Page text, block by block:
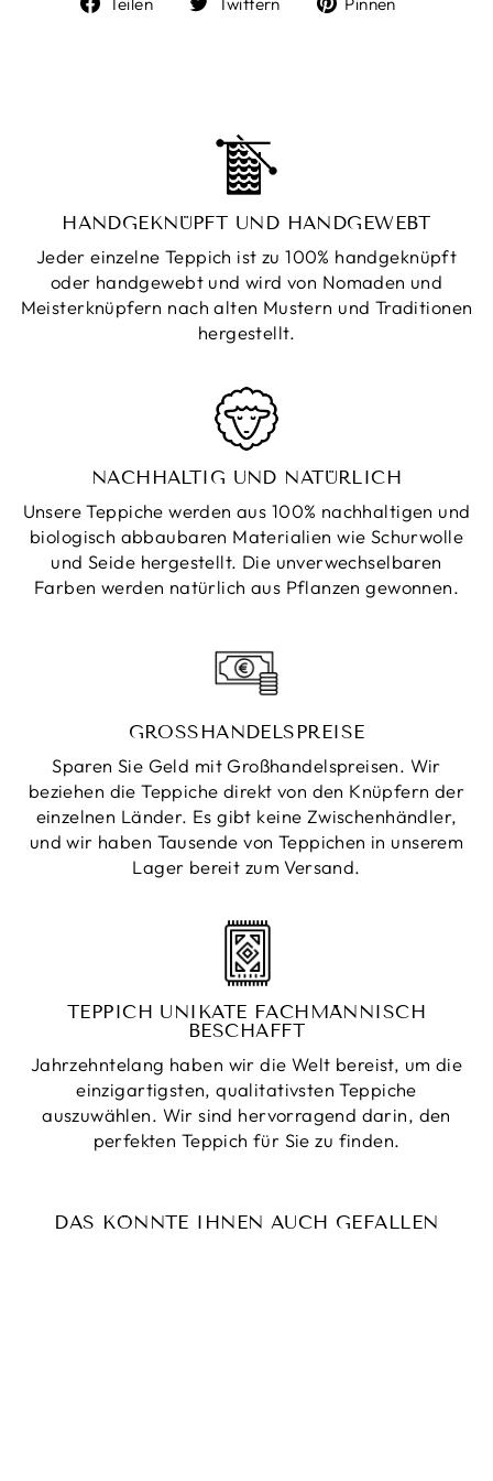
HANDGEKNÜPFT UND HANDGEWEBT
Jeder einzelne Teppich ist zu 100% handgeknüpft
oder handgewebt und wird von Nomaden und
Meisterknüpfern nach alten Mustern und Traditionen
hergestellt.
NACHHALTIG UND NATÜRLICH
Unsere Teppiche werden aus 100% nachhaltigen und
biologisch abbaubaren Materialien wie Schurwolle
und Seide hergestellt. Die unverwechselbaren
Farben werden natürlich aus Pflanzen gewonnen.
GROSSHANDELSPREISE
Sparen Sie Geld mit Großhandelspreisen. Wir
beziehen die Teppiche direkt von den Knüpfern der
einzelnen Länder. Es gibt keine Zwischenhändler,
und wir haben Tausende von Teppichen in unserem
Lager bereit zum Versand.
TEPPICH UNIKATE FACHMÄNNISCH
BESCHAFFT
Jahrzehntelang haben wir die Welt bereist, um die
einzigartigsten, qualitativsten Teppiche
auszuwählen. Wir sind hervorragend darin, den
perfekten Teppich für Sie zu finden.
DAS KÖNNTE IHNEN AUCH GEFALLEN